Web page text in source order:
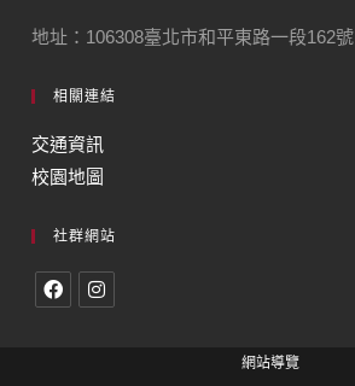
地址：106308臺北市和平東路一段162號
相關連結
交通資訊
校園地圖
社群網站
網站導覽